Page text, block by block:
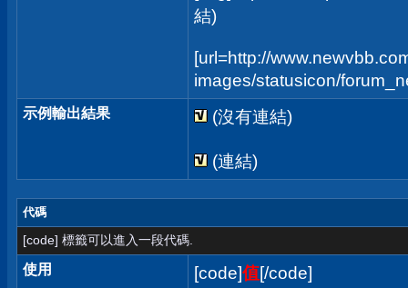
結)
[url=http://
images/statusicon/
示例輸出結果 (沒有連結)
(連結)
代碼
[code] 標籤可以進入一段代碼.
使用 [code]值[/code]